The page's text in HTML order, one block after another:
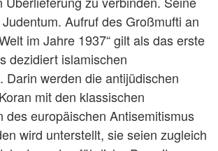
Judentum. Aufruf des Großmufti an
im Jahre 1937“ gilt als das erste
dezidiert islamischen
Darin werden die antijüdischen
mit den klassischen
des europäischen Antisemitismus
wird unterstellt, sie seien zugleich